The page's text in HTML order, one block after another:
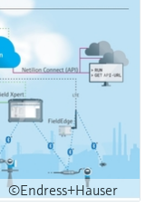
©Endress+Hauser